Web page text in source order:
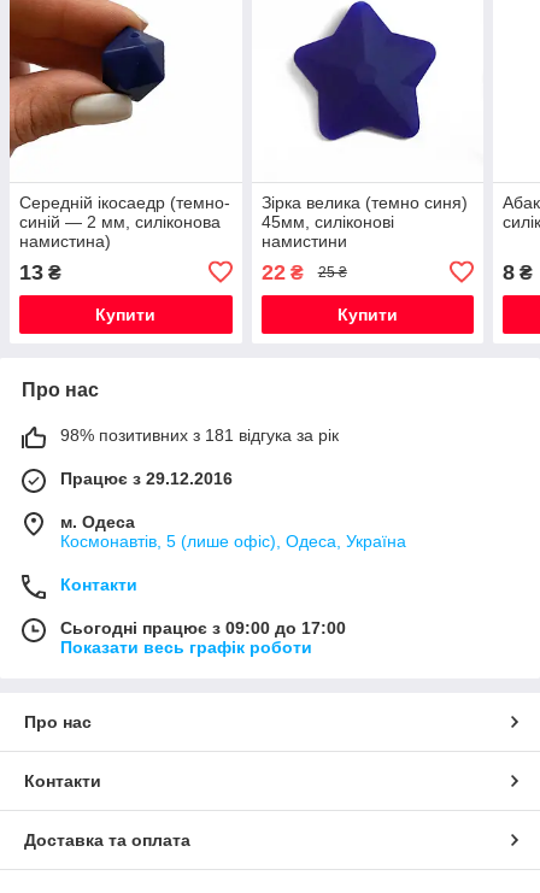
Середній ікосаедр (темно-
синій — 2 мм, силіконова
намистина)
13 ₴
Купити
Зірка велика (темно синя)
45мм, силіконові
намистини
22₴ 25 ₴
Купити
8 ₴
Про нас
98% позитивних з 181 відгука за рік
Працює з 29.12.2016
м. Одеса
Космонавтів, 5 (лише офіс), Одеса, Україна
Контакти
Сьогодні працює з 09:00 до 17:00
Показати весь графік роботи
Про нас
Контакти
Доставка та оплата